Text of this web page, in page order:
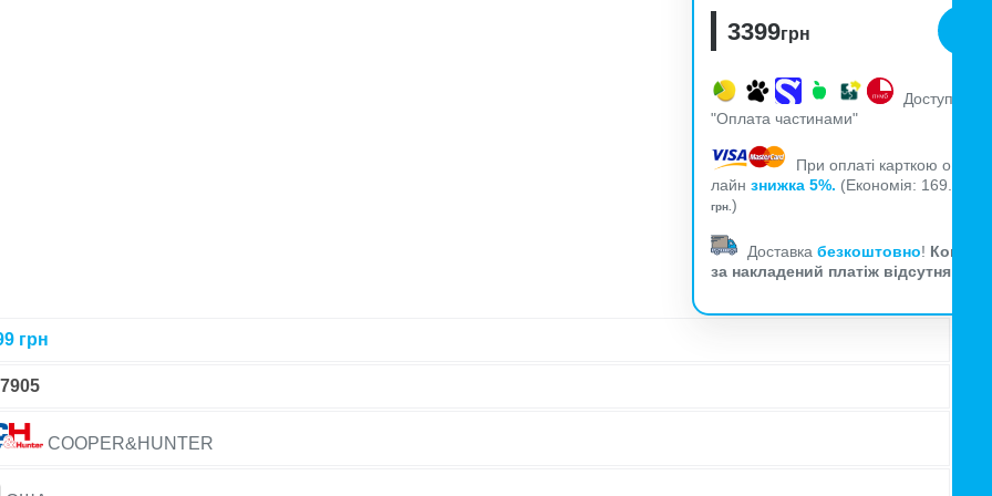
3399грн
Доступна
"Оплата частинами"
При оплаті карткою он-
лайн знижка 5%. (Економія: 169.95
грн. )
Доставка безкоштовно! Комісія
за накладений платіж відсутня!
грн
COOPER&HUNTER